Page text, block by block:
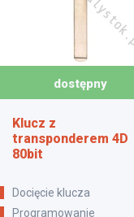
dostępny
Klucz z
transponderem 4D
80bit
docięcie klucza
programowanie